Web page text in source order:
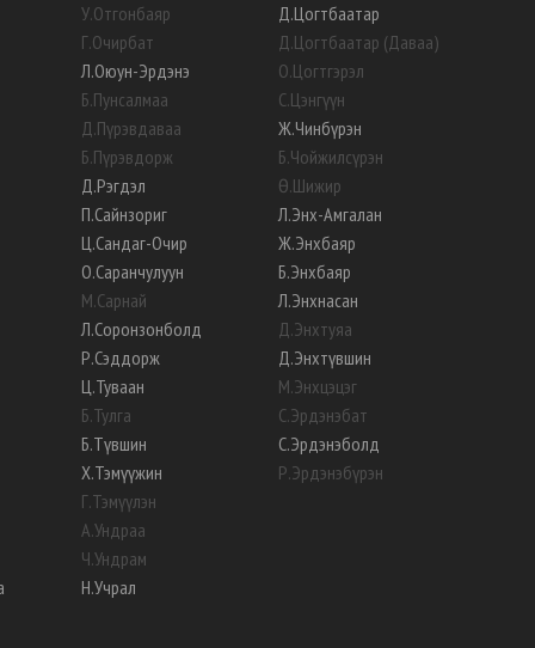
У.Отгонбаяр
Г.Очирбат
Л.Оюун-Эрдэнэ
Б.Пунсалмаа
Д.Пүрэвдаваа
Б.Пүрэвдорж
Д.Рэгдэл
П.Сайнзориг
Ц.Сандаг-Очир
О.Саранчулуун
М.Сарнай
Л.Соронзонболд
Р.Сэддорж
Ц.Туваан
Б.Тулга
Б.Түвшин
Х.Тэмүүжин
Г.Тэмүүлэн
А.Ундраа
Ч.Ундрам
Н.Учрал
Д.Цогтбаатар
Д.Цогтбаатар (Даваа)
О.Цогтгэрэл
С.Цэнгүүн
Ж.Чинбүрэн
Б.Чойжилсүрэн
Ө.Шижир
Л.Энх-Амгалан
Ж.Энхбаяр
Б.Энхбаяр
Л.Энхнасан
Д.Энхтуяа
Д.Энхтүвшин
М.Энхцэцэг
С.Эрдэнэбат
С.Эрдэнэболд
Р.Эрдэнэбүрэн